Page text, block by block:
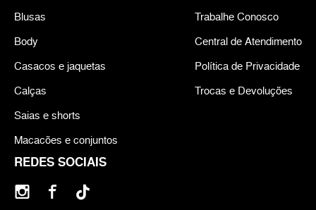
REDES SOCIAIS
Blusas
Body
Casacos e jaquetas
Calças
Saias e shorts
Macacões e conjuntos
Trabalhe Conosco
Central de Atendimento
Política de Privacidade
Trocas e Devoluções